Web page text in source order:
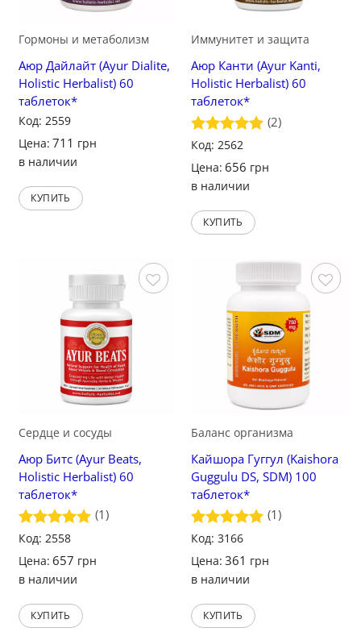
Гормоны и метаболизм
Аюр Дайлайт (Ayur Dialite,
Holistic Herbalist) 60
таблеток*
Код: 2559
Цена: 711 грн
в наличии
КУПИТЬ
Иммунитет и защита
Аюр Канти (Ayur Kanti,
Holistic Herbalist) 60
таблеток*
Оценка
(2)
Код: 2562
Цена: 656 грн
в наличии
КУПИТЬ
Сохранить
Сердце и сосуды
Аюр Битс (Ayur Beats,
Holistic Herbalist) 60
таблеток*
Оценка
(1)
Код: 2558
Цена: 657 грн
в наличии
КУПИТЬ
Сохранить
Баланс организма
Кайшора Гуггул (Kaishora
Guggulu DS, SDM) 100
таблеток*
Оценка
(1)
Код: 3166
Цена: 361 грн
в наличии
КУПИТЬ